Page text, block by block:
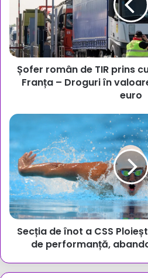
prins
cu
50
kg
de
cocaină
Droguri
valoare
3,8
milioane
de
euro
Șofer român de TIR prins
Franța – Droguri în
euro
Secția
înot
CSS
Ploiești
se
închide:
Sportivii
de
performanță,
Secția de înot a CSS
de performanță,